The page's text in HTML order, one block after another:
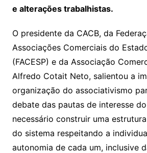
e alterações trabalhistas.
O presidente da CACB, da
Associações Comerciais do
(FACESP) e da Associação
Alfredo Cotait Neto, salientou a
organização do associativismo
debate das pautas de interesse do
necessário construir uma
do sistema respeitando a
autonomia de cada um, inclusive